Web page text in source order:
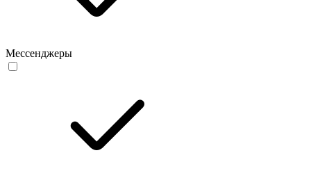
Мессенджеры